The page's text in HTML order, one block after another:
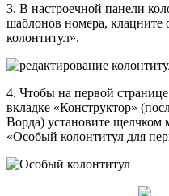
3. В настроечной панели
шаблонов номера,
колонтитул».
4. Чтобы на первой
вкладке «Конструктор»
Ворда) установите
«Особый колонтитул для